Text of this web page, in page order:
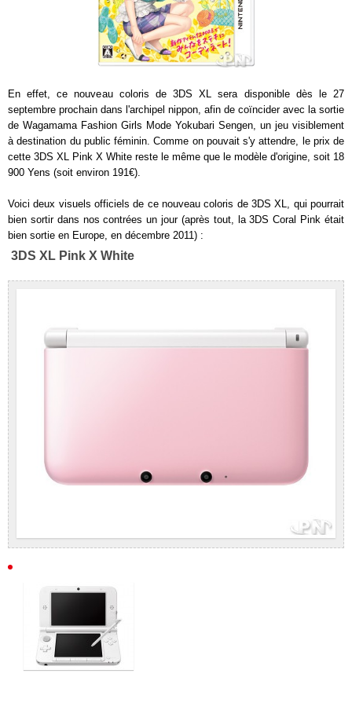
En effet, ce nouveau coloris de 3DS XL sera disponible dès le 27
septembre prochain dans l'archipel nippon, afin de coïncider avec la sortie
de Wagamama Fashion Girls Mode Yokubari Sengen, un jeu visiblement
à destination du public féminin. Comme on pouvait s'y attendre, le prix de
cette 3DS XL Pink X White reste le même que le modèle d'origine, soit 18
900 Yens (soit environ 191€).
Voici deux visuels officiels de ce nouveau coloris de 3DS XL, qui pourrait
bien sortir dans nos contrées un jour (après tout, la 3DS Coral Pink était
bien sortie en Europe, en décembre 2011) :
3DS XL Pink X White